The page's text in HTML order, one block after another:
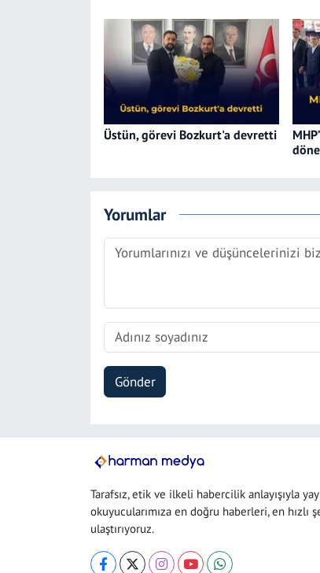
Üstün, görevi Bozkurt'a devretti
Yorumlar
Gönder
Tarafsız, etik ve ilkeli habercilik anlayışıyla
okuyucularımıza en doğru haberleri, en hızlı
ulaştırıyoruz.